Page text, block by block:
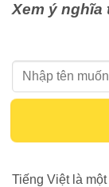
Xem ý nghĩa
Tiếng Việt là